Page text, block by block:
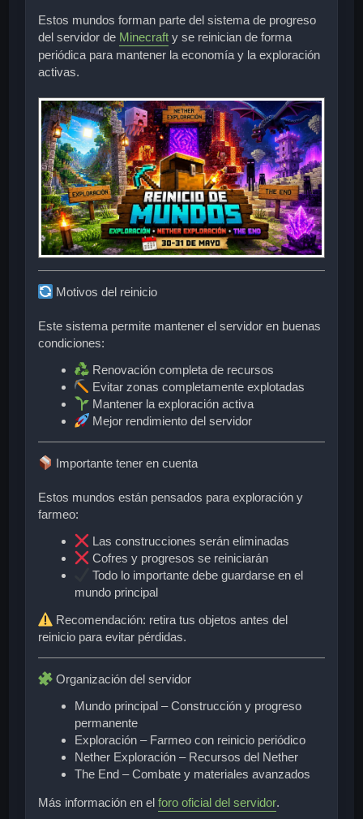
Estos mundos forman parte del sistema de progreso
del servidor de Minecraft y se reinician de forma
periódica para mantener la economía y la exploración
activas.
Motivos del reinicio
Este sistema permite mantener el servidor en buenas
condiciones:
Renovación completa de recursos
Evitar zonas completamente explotadas
Mantener la exploración activa
Mejor rendimiento del servidor
Importante tener en cuenta
Estos mundos están pensados para exploración y
farmeo:
Las construcciones serán eliminadas
Cofres y progresos se reiniciarán
Todo lo importante debe guardarse en el
mundo principal
Recomendación: retira tus objetos antes del
reinicio para evitar pérdidas.
Organización del servidor
Mundo principal – Construcción y progreso
permanente
Exploración – Farmeo con reinicio periódico
Nether Exploración – Recursos del Nether
The End – Combate y materiales avanzados
Más información en elforo oficial del servidor.